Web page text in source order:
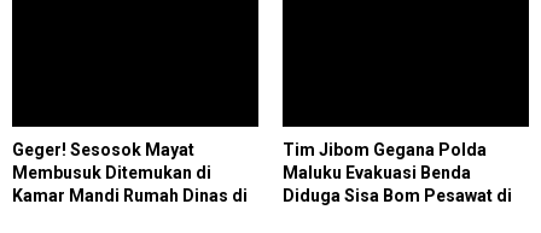
Geger! Sesosok Mayat
Membusuk Ditemukan di
Kamar Mandi Rumah Dinas di
Tim Jibom Gegana Polda
Maluku Evakuasi Benda
Diduga Sisa Bom Pesawat di